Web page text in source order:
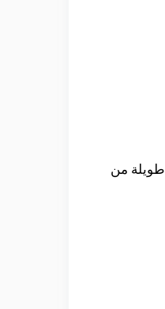
طويلة من